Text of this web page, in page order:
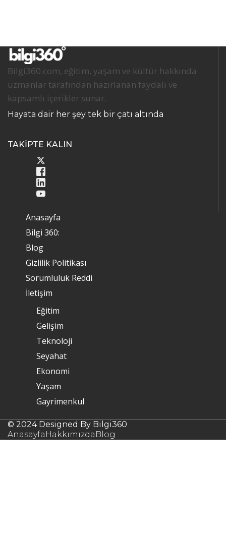
Bilgi360.com, eğitim, yaşam ve kültür hakkında
uzmanlar tarafından hazırlanan faydalı ve
kapsamlı içerikler sunar.
Hayata dair her şey tek bir çatı altında
TAKİPTE KALIN
Anasayfa
Bilgi 360:
Blog
Gizlilik Politikası
Sorumluluk Reddi
İletişim
Eğitim
Gelişim
Teknoloji
Seyahat
Ekonomi
Yaşam
Gayrimenkul
© 2024 Designed By Bilgi360
Anasayfa Hakkımızda Blog